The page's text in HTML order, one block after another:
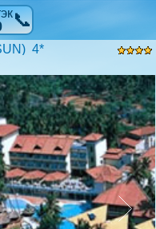
📞
4*